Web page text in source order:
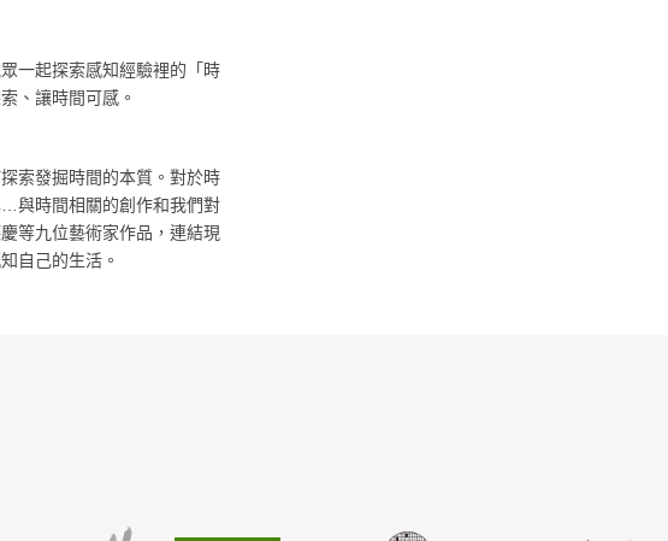
一起探索感知經驗裡的「時
、讓時間可感。
索發掘時間的本質。對於時
與時間相關的創作和我們對
等九位藝術家作品，連結現
自己的生活。